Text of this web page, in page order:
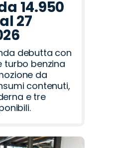
14.950
27
debutta con
turbo benzina
da
contenuti,
e tre